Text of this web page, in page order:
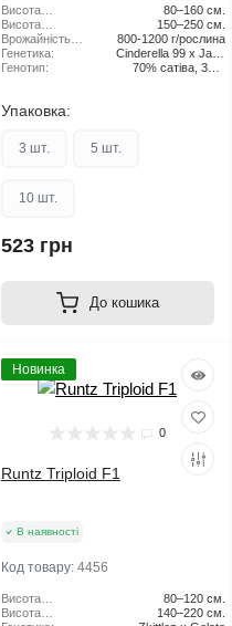
Висота
рослини (в
приміщенні):
80–160 см.
Висота
рослини (на
свіжому
повітрі):
150–250 см.
Врожайність
на свіжому
повітрі:
800-1200 г/рослина
Генетика:
Cinderella 99 x Jack
Herer
Генотип:
70% сатіва, 30%
Упаковка:
3 шт. 5 шт.
10 шт.
523 грн
До кошика
Новинка
0
Runtz Triploid F1
В наявності
Код товару: 4456
Висота
рослини (в
80–120 см.
Висота
140–220 см.